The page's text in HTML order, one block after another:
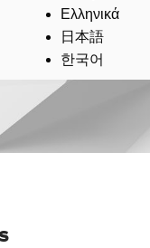
Ελληνικά
日本語
한국어